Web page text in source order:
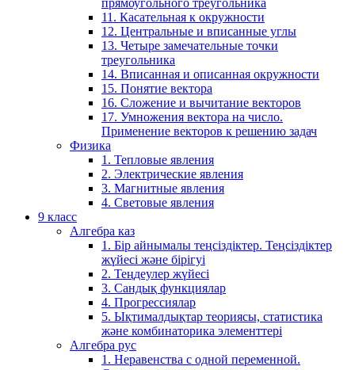
11. Касательная к окружности
12. Центральные и вписанные углы
13. Четыре замечательные точки
треугольника
14. Вписанная и описанная окружности
15. Понятие вектора
16. Сложение и вычитание векторов
17. Умножения вектора на число.
Применение векторов к решению задач
Физика
1. Тепловые явления
2. Электрические явления
3. Магнитные явления
4. Световые явления
9 класс
Алгебра каз
1. Бір айнымалы теңсіздіктер. Теңсіздіктер
жүйесі және бірігуі
2. Теңдеулер жүйесі
3. Сандық функциялар
4. Прогрессиялар
5. Ықтималдықтар теориясы, статистика
және комбинаторика элементтері
Алгебра рус
1. Неравенства с одной переменной.